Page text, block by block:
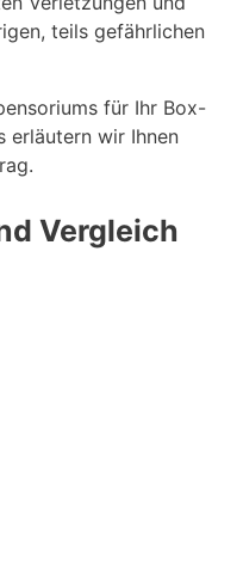
teils gefährlichen
für Ihr Box-
erläutern wir Ihnen
Vergleich